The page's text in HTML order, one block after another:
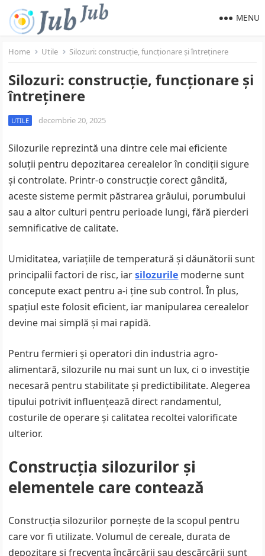
MENU
Home Utile Silozuri: construcție, funcționare și întreținere
Silozuri: construcție, funcționare și
întreținere
UTILE decembrie 20, 2025
Silozurile reprezintă una dintre cele mai eficiente
soluții pentru depozitarea cerealelor în condiții sigure
și controlate. Printr-o construcție corect gândită,
aceste sisteme permit păstrarea grâului, porumbului
sau a altor culturi pentru perioade lungi, fără pierderi
semnificative de calitate.
Umiditatea, variațiile de temperatură și dăunătorii sunt
principalii factori de risc, iarsilozurile moderne sunt
concepute exact pentru a-i ține sub control. În plus,
spațiul este folosit eficient, iar manipularea cerealelor
devine mai simplă și mai rapidă.
Pentru fermieri și operatori din industria agro-
alimentară, silozurile nu mai sunt un lux, ci o investiție
necesară pentru stabilitate și predictibilitate. Alegerea
tipului potrivit influențează direct randamentul,
costurile de operare și calitatea recoltei valorificate
ulterior.
Construcția silozurilor și
elementele care contează
Construcția silozurilor pornește de la scopul pentru
care vor fi utilizate. Volumul de cereale, durata de
depozitare și frecvența încărcării sau descărcării sunt